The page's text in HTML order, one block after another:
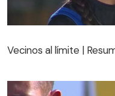
Vecinos al límite |